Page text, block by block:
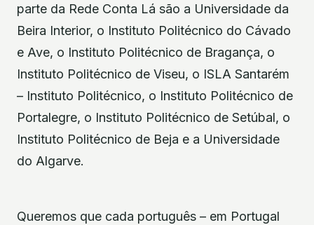
parte da Rede Conta Lá são a Universidade da
Beira Interior, o Instituto Politécnico do Cávado
e Ave, o Instituto Politécnico de Bragança, o
Instituto Politécnico de Viseu, o ISLA Santarém
– Instituto Politécnico, o Instituto Politécnico de
Portalegre, o Instituto Politécnico de Setúbal, o
Instituto Politécnico de Beja e a Universidade
do Algarve.
Queremos que cada português – em Portugal